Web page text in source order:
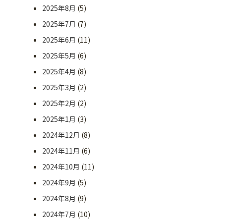
2025年8月 (5)
2025年7月 (7)
2025年6月 (11)
2025年5月 (6)
2025年4月 (8)
2025年3月 (2)
2025年2月 (2)
2025年1月 (3)
2024年12月 (8)
2024年11月 (6)
2024年10月 (11)
2024年9月 (5)
2024年8月 (9)
2024年7月 (10)